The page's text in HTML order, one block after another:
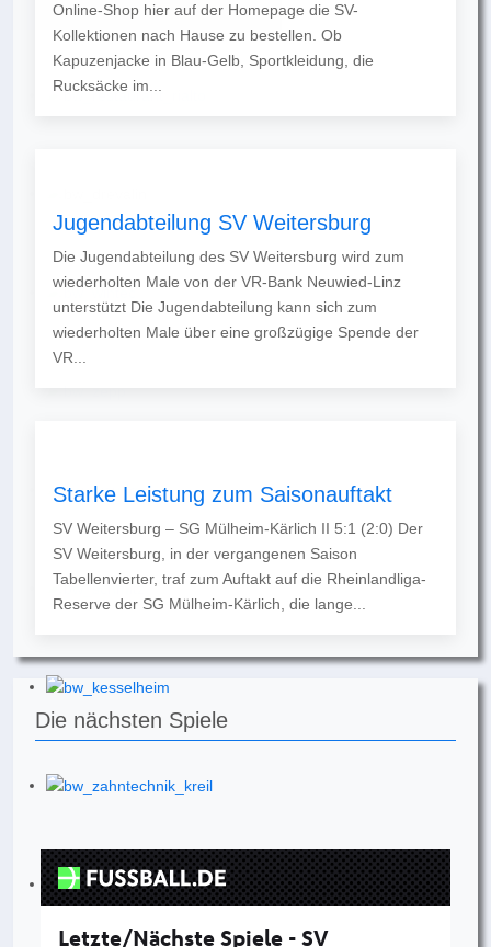
Online-Shop hier auf der Homepage die SV-
Kollektionen nach Hause zu bestellen. Ob
Kapuzenjacke in Blau-Gelb, Sportkleidung, die
Rucksäcke im...
Jugendabteilung SV Weitersburg
Die Jugendabteilung des SV Weitersburg wird zum
wiederholten Male von der VR-Bank Neuwied-Linz
unterstützt Die Jugendabteilung kann sich zum
wiederholten Male über eine großzügige Spende der
VR...
Starke Leistung zum Saisonauftakt
SV Weitersburg – SG Mülheim-Kärlich II 5:1 (2:0) Der
SV Weitersburg, in der vergangenen Saison
Tabellenvierter, traf zum Auftakt auf die Rheinlandliga-
Reserve der SG Mülheim-Kärlich, die lange...
Die nächsten Spiele